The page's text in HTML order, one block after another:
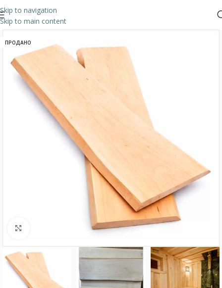
Skip to navigation
Skip to main content
ПРОДАНО
Нажмите, чтобы увеличить